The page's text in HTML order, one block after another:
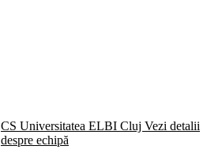
CS Universitatea ELBI Cluj Vezi detalii
despre echipă